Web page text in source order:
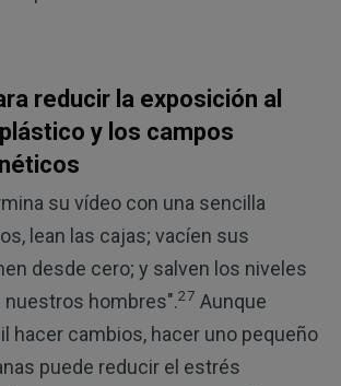
reducir la exposición al
y los campos
su vídeo con una sencilla
lean las cajas; vacíen sus
desde cero; y salven los niveles
nuestros hombres".27 Aunque
hacer cambios, hacer uno pequeño
puede reducir el estrés